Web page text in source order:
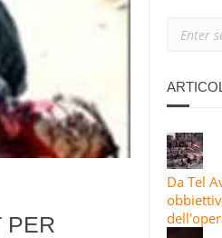
LANCIANO L’82A
E ISRAELIANI
PER
Da Tel